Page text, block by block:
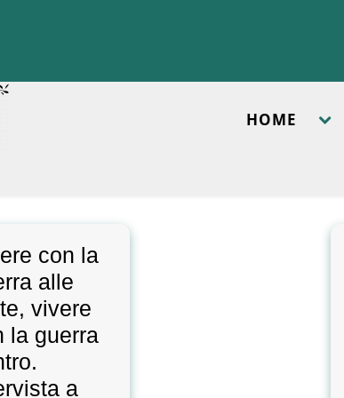
HOME
con la
alle
vivere
la guerra
a